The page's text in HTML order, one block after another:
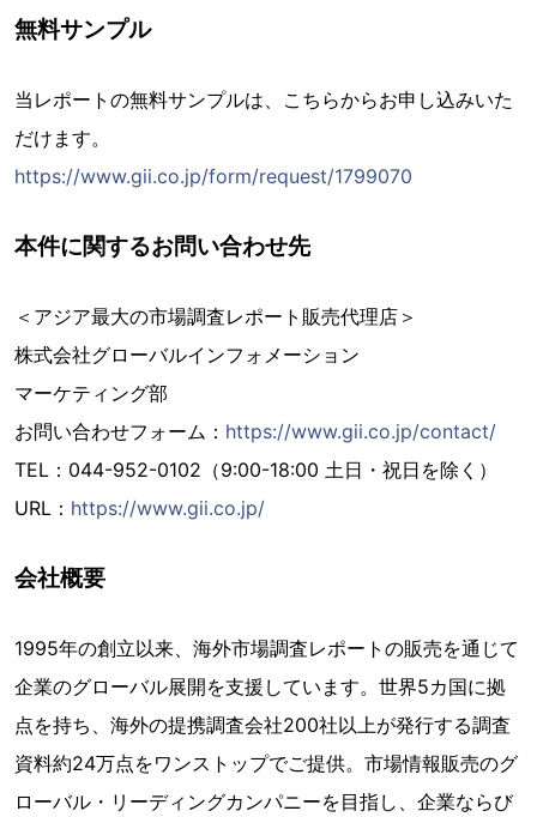
無料サンプル
当レポートの無料サンプルは、こちらからお申し込みいた
だけます。
https://www.gii.co.jp/form/request/1799070
本件に関するお問い合わせ先
＜アジア最大の市場調査レポート販売代理店＞
株式会社グローバルインフォメーション
マーケティング部
お問い合わせフォーム： https://www.gii.co.jp/contact/
TEL：044-952-0102（9:00-18:00 土日・祝日を除く）
URL： https://www.gii.co.jp/
会社概要
1995年の創立以来、海外市場調査レポートの販売を通じて
企業のグローバル展開を支援しています。世界5カ国に拠
点を持ち、海外の提携調査会社200社以上が発行する調査
資料約24万点をワンストップでご提供。市場情報販売のグ
ローバル・リーディングカンパニーを目指し、企業ならび